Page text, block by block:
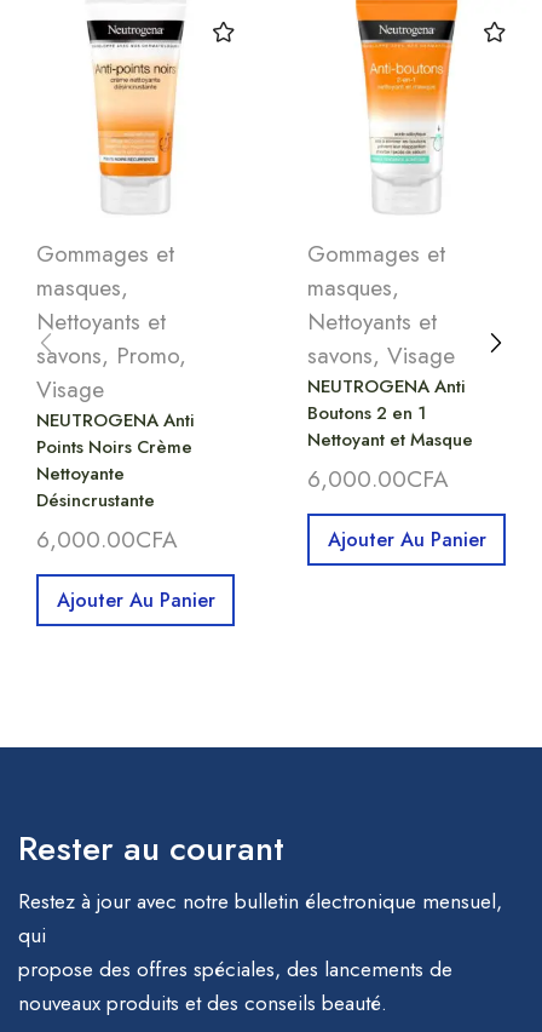
Gommages et
masques,
Nettoyants et
savons, Promo,
Visage
NEUTROGENA Anti
Points Noirs Crème
Nettoyante
Désincrustante
6,000.00CFA
Ajouter Au Panier
Gommages et
masques,
Nettoyants et
savons, Visage
NEUTROGENA Anti
Boutons 2 en 1
Nettoyant et Masque
6,000.00CFA
Ajouter Au Panier
Rester au courant
Restez à jour avec notre bulletin électronique mensuel,
qui
propose des offres spéciales, des lancements de
nouveaux produits et des conseils beauté.